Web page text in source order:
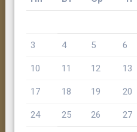
3 4 5 6
10 11 12 13
17 18 19 20
24 25 26 27